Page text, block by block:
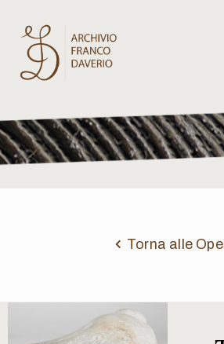
Archivio
Franco
Daverio
critici
Torna alle